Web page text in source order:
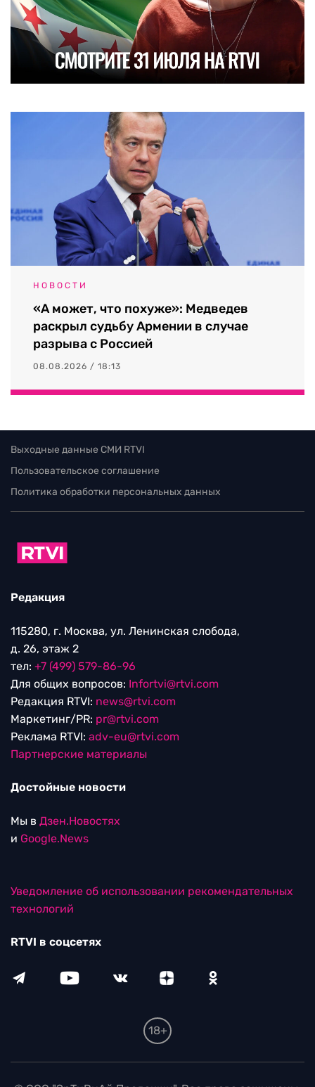
НОВОСТИ
«А может, что похуже»: Медведев
раскрыл судьбу Армении в случае
разрыва с Россией
08.08.2026 / 18:13
Выходные данные СМИ RTVI
Пользовательское соглашение
Политика обработки персональных данных
Редакция
115280, г. Москва, ул. Ленинская слобода,
д. 26, этаж 2
тел: +7 (499) 579-86-96
Для общих вопросов: Infortvi@rtvi.com
Редакция RTVI: news@rtvi.com
Маркетинг/PR: pr@rtvi.com
Реклама RTVI: adv-eu@rtvi.com
Партнерские материалы
Достойные новости
Мы в Дзен.Новостях
и Google.News
Уведомление об использовании рекомендательных
технологий
RTVI в соцсетях
18+